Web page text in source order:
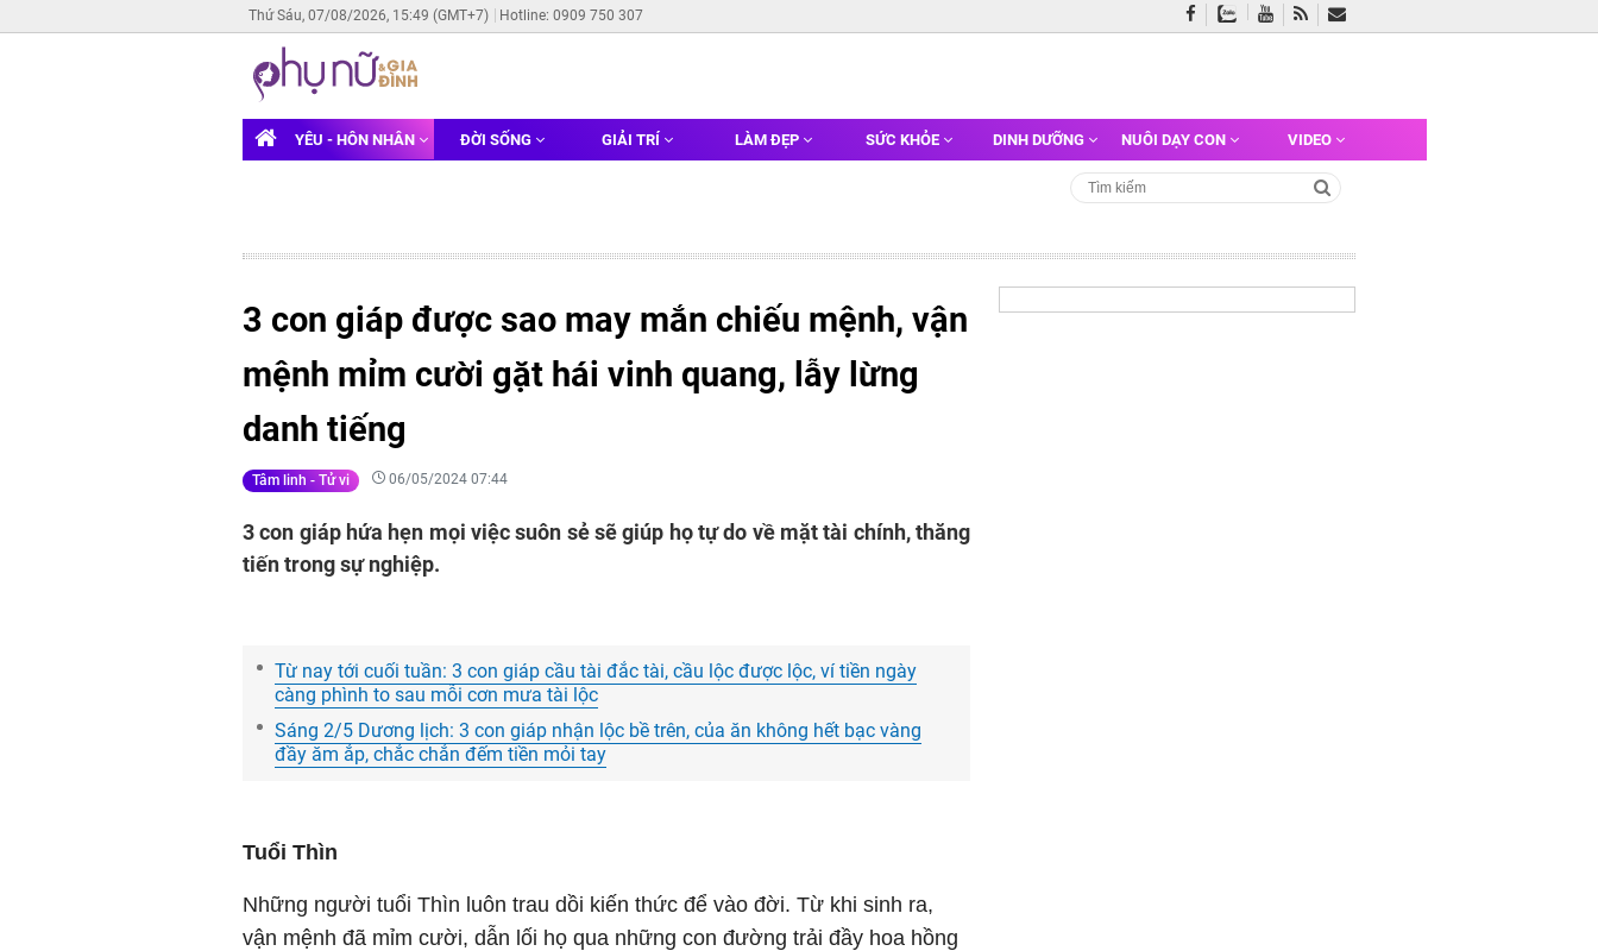
Thứ Sáu, 07/08/2026, 15:49 (GMT+7) Hotline: 0909 750 307
YÊU - HÔN NHÂN ĐỜI SỐNG GIẢI TRÍ LÀM ĐẸP SỨC KHỎE DINH DƯỠNG NUÔI DẠY CON VIDEO
3 con giáp được sao may mắn chiếu mệnh, vận
mệnh mỉm cười gặt hái vinh quang, lẫy lừng
danh tiếng
Tâm linh - Tử vi 06/05/2024 07:44
3 con giáp hứa hẹn mọi việc suôn sẻ sẽ giúp họ tự do về mặt tài chính, thăng
tiến trong sự nghiệp.
Từ nay tới cuối tuần: 3 con giáp cầu tài đắc tài, cầu lộc được lộc, ví tiền ngày
càng phình to sau mỗi cơn mưa tài lộc
Sáng 2/5 Dương lịch: 3 con giáp nhận lộc bề trên, của ăn không hết bạc vàng
đầy ăm ắp, chắc chắn đếm tiền mỏi tay
Tuổi Thìn
Những người tuổi Thìn luôn trau dồi kiến thức để vào đời. Từ khi sinh ra,
vận mệnh đã mỉm cười, dẫn lối họ qua những con đường trải đầy hoa hồng